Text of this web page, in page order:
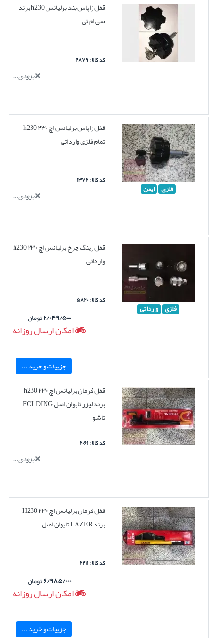
قفل زاپاس بند برلیانس h230 برند
سی ام تی
کد کالا : ۲۸۷۹
بزودی...
فلزی ایمن
قفل زاپاس برلیانس اچ ۲۳۰ h230
تمام فلزی وارداتی
کد کالا : ۱۳۷۶
بزودی...
فلزی وارداتی
قفل رینگ چرخ برلیانس اچ ۲۳۰ h230
وارداتی
کد کالا : ۵۸۲۰
۲/۰۴۹/۵۰۰تومان
امکان ارسال روزانه
جزییات و خرید ...
قفل فرمان برلیانس اچ ۲۳۰ h230
برند لیزر تایوان اصل FOLDING
تاشو
کد کالا : ۶۰۶۱
بزودی...
قفل فرمان برلیانس اچ ۲۳۰ H230
برند LAZER تایوان اصل
کد کالا : ۶۲۱۱
۶/۹۸۵/۰۰۰تومان
امکان ارسال روزانه
جزییات و خرید ...